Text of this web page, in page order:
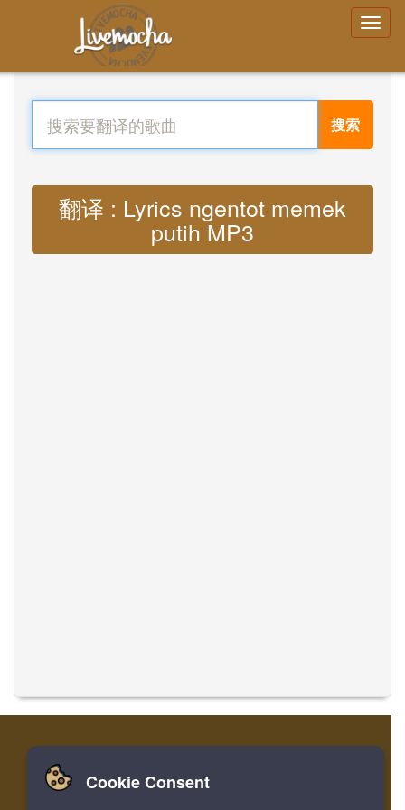
搜索
翻译 : Lyrics ngentot memek
putih MP3
家 登录 寄存器
Cookie Consent